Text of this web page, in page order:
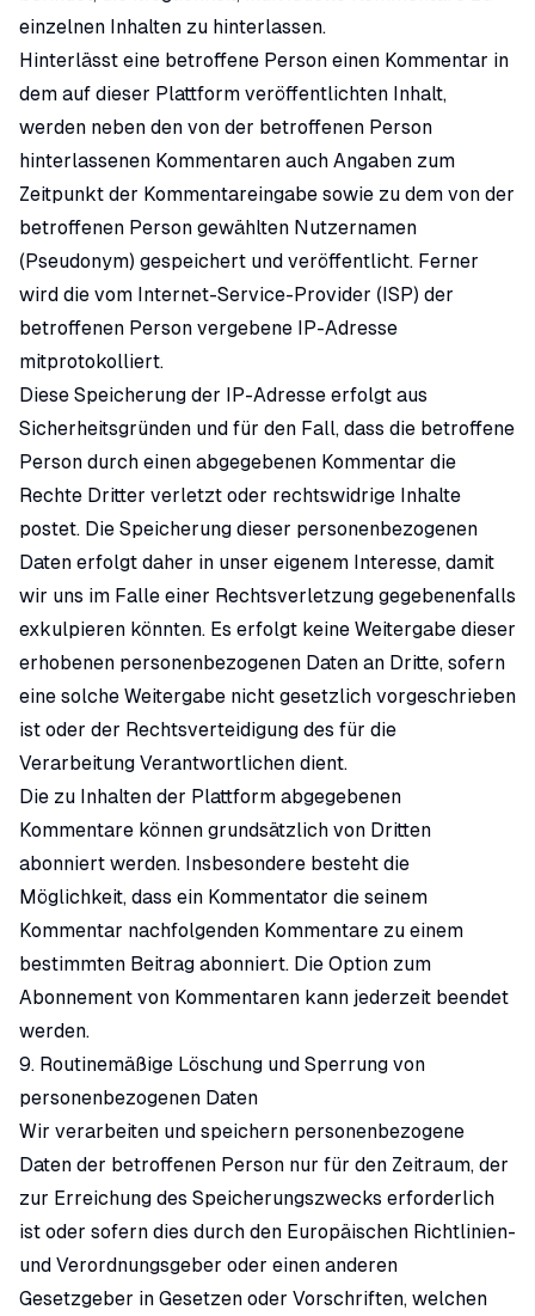
einzelnen Inhalten zu hinterlassen.
Hinterlässt eine betroffene Person einen Kommentar in
dem auf dieser Plattform veröffentlichten Inhalt,
werden neben den von der betroffenen Person
hinterlassenen Kommentaren auch Angaben zum
Zeitpunkt der Kommentareingabe sowie zu dem von der
betroffenen Person gewählten Nutzernamen
(Pseudonym) gespeichert und veröffentlicht. Ferner
wird die vom Internet-Service-Provider (ISP) der
betroffenen Person vergebene IP-Adresse
mitprotokolliert.
Diese Speicherung der IP-Adresse erfolgt aus
Sicherheitsgründen und für den Fall, dass die betroffene
Person durch einen abgegebenen Kommentar die
Rechte Dritter verletzt oder rechtswidrige Inhalte
postet. Die Speicherung dieser personenbezogenen
Daten erfolgt daher in unser eigenem Interesse, damit
wir uns im Falle einer Rechtsverletzung gegebenenfalls
exkulpieren könnten. Es erfolgt keine Weitergabe dieser
erhobenen personenbezogenen Daten an Dritte, sofern
eine solche Weitergabe nicht gesetzlich vorgeschrieben
ist oder der Rechtsverteidigung des für die
Verarbeitung Verantwortlichen dient.
Die zu Inhalten der Plattform abgegebenen
Kommentare können grundsätzlich von Dritten
abonniert werden. Insbesondere besteht die
Möglichkeit, dass ein Kommentator die seinem
Kommentar nachfolgenden Kommentare zu einem
bestimmten Beitrag abonniert. Die Option zum
Abonnement von Kommentaren kann jederzeit beendet
werden.
9. Routinemäßige Löschung und Sperrung von
personenbezogenen Daten
Wir verarbeiten und speichern personenbezogene
Daten der betroffenen Person nur für den Zeitraum, der
zur Erreichung des Speicherungszwecks erforderlich
ist oder sofern dies durch den Europäischen Richtlinien-
und Verordnungsgeber oder einen anderen
Gesetzgeber in Gesetzen oder Vorschriften, welchen